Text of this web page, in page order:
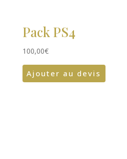
Pack PS4
100,00€
Ajouter au devis